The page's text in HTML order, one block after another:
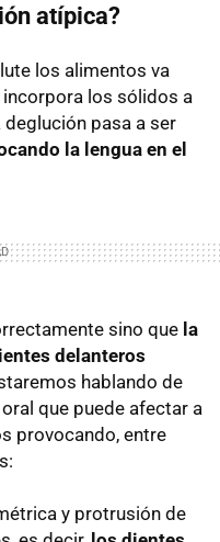
atípica?
los alimentos va
los sólidos a
pasa a ser
la lengua en el
sino que la
delanteros
hablando de
que puede afectar a
provocando, entre
y protrusión de